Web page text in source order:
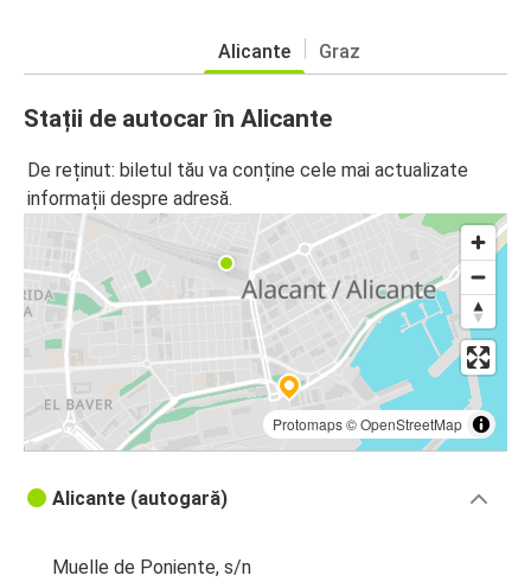
Alicante Graz
Stații de autocar în Alicante
De reținut: biletul tău va conține cele mai actualizate
informații despre adresă.
Protomaps©OpenStreetMap
Alicante (autogară)
Muelle de Poniente, s/n